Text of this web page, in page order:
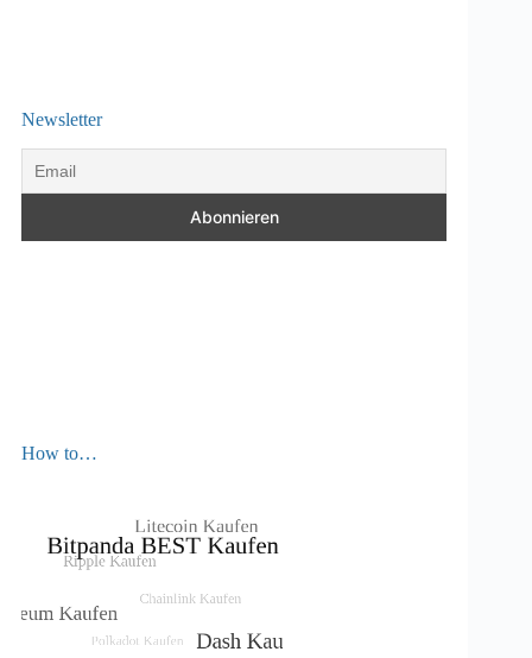
Newsletter
How to…